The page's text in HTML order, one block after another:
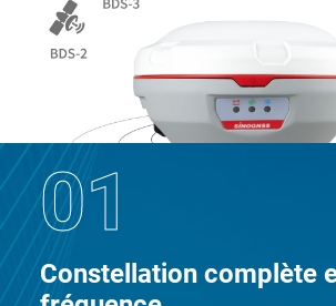
01
Constellation complète